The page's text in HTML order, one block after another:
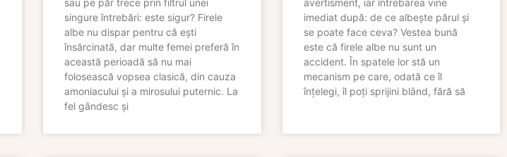
sau pe păr trece prin filtrul unei
singure întrebări: este sigur? Firele
albe nu dispar pentru că ești
însărcinată, dar multe femei preferă în
această perioadă să nu mai
folosească vopsea clasică, din cauza
amoniacului și a mirosului puternic. La
fel gândesc și
avertisment, iar întrebarea vine
imediat după: de ce albește părul și
se poate face ceva? Vestea bună
este că firele albe nu sunt un
accident. În spatele lor stă un
mecanism pe care, odată ce îl
înțelegi, îl poți sprijini blând, fără să